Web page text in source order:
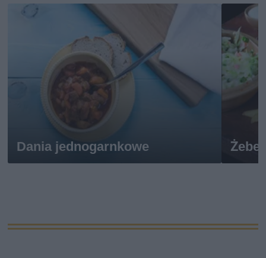
Dania jednogarnkowe